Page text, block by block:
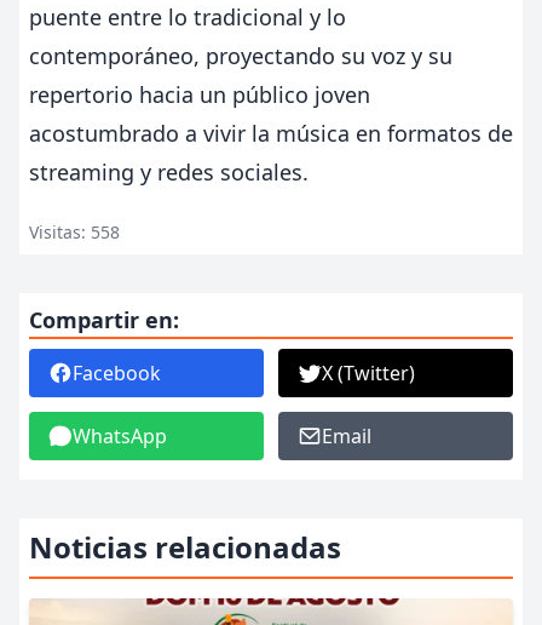
puente entre lo tradicional y lo
contemporáneo, proyectando su voz y su
repertorio hacia un público joven
acostumbrado a vivir la música en formatos de
streaming y redes sociales.
Visitas: 558
Compartir en:
Facebook X (Twitter)
WhatsApp Email
Noticias relacionadas